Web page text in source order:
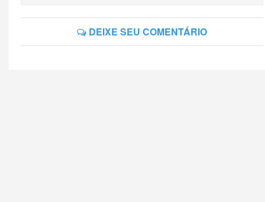
DEIXE SEU COMENTÁRIO